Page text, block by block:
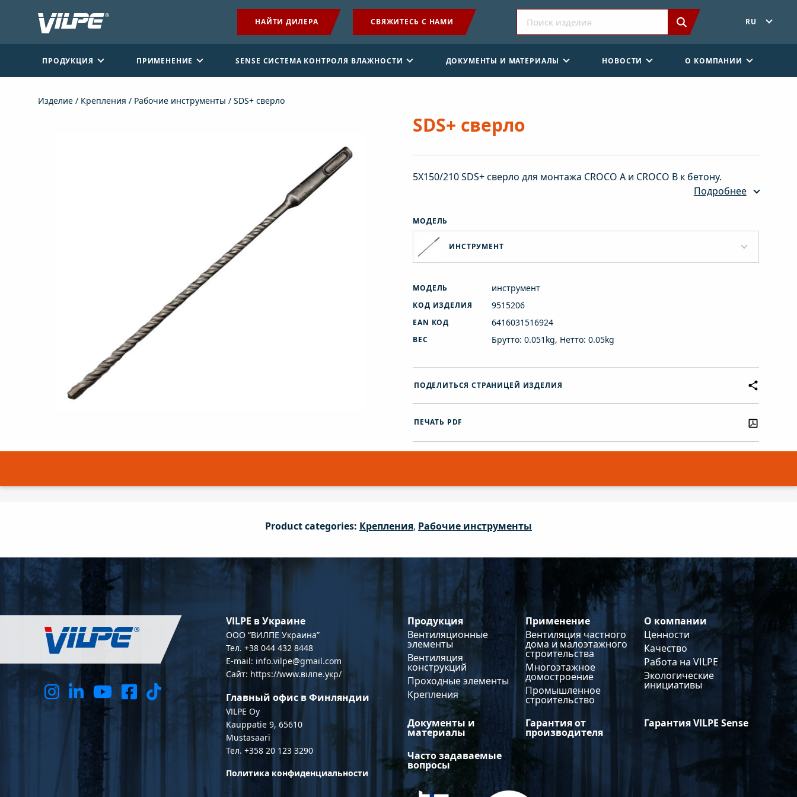
НАЙТИ ДИЛЕРА СВЯЖИТЕСЬ С НАМИ RU
ПРОДУКЦИЯ ПРИМЕНЕНИЕ SENSE СИСТЕМА КОНТРОЛЯ ВЛАЖНОСТИ ДОКУМЕНТЫ И МАТЕРИАЛЫ НОВОСТИ О КОМПАНИИ
ДОКУМЕНТЫ И МАТЕРИАЛЫ
НОВОСТИ
UK
Изделие / Крепления / Рабочие инструменты / SDS+ сверло
SDS+ сверло
5Х150/210 SDS+ сверло для монтажа CROCO A и CROCO B к бетону.
Подробнее
МОДЕЛЬ
ИНСТРУМЕНТ
МОДЕЛЬ инструмент
КОД ИЗДЕЛИЯ 9515206
EAN КОД 6416031516924
ВЕС Брутто: 0.051kg, Нетто: 0.05kg
ПОДЕЛИТЬСЯ СТРАНИЦЕЙ ИЗДЕЛИЯ
ПЕЧАТЬ PDF
Product categories: Крепления, Рабочие инструменты
VILPE в Украине
OOO “ВИЛПЕ Украина”
Тел. +38 044 432 8448
E-mail: info.vilpe@gmail.com
Сайт: https://www.вілпе.укр/
Главный офис в Финляндии
VILPE Oy
Kauppatie 9, 65610
Mustasaari
Тел. +358 20 123 3290
Политика конфиденциальности
Продукция
Вентиляционные
элементы
Вентиляция
конструкций
Проходные элементы
Крепления
Применение
Вентиляция частного
дома и малоэтажного
строительства
Многоэтажное
домостроение
Промышленное
строительство
О компании
Ценности
Качество
Работа на VILPE
Экологические
инициативы
Документы и
материалы
Гарантия от
производителя
Гарантия VILPE Sense
Часто задаваемые
вопросы